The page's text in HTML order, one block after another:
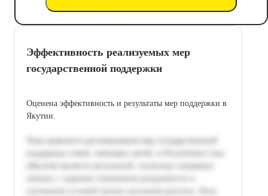
Эффективность реализуемых мер
государственной поддержки
Оценена эффективность и результаты мер поддержки в
Якутии.